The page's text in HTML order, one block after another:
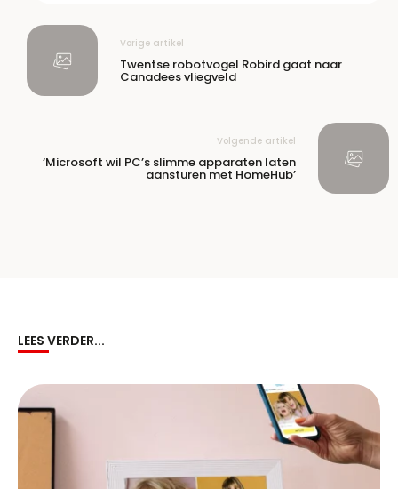
Vorige artikel
Twentse robotvogel Robird gaat naar
Canadees vliegveld
Volgende artikel
‘Microsoft wil PC’s slimme apparaten laten
aansturen met HomeHub’
LEES VERDER...